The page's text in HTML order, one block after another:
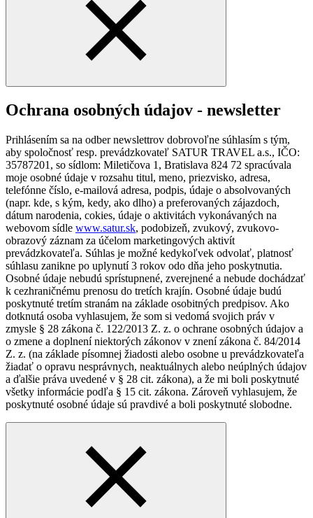
Ochrana osobných údajov - newsletter
Prihlásením sa na odber newslettrov dobrovoľne súhlasím s tým,
aby spoločnosť resp. prevádzkovateľ SATUR TRAVEL a.s., IČO:
35787201, so sídlom: Miletičova 1, Bratislava 824 72 spracúvala
moje osobné údaje v rozsahu titul, meno, priezvisko, adresa,
telefónne číslo, e-mailová adresa, podpis, údaje o absolvovaných
(napr. kde, s kým, kedy, ako dlho) a preferovaných zájazdoch,
dátum narodenia, cokies, údaje o aktivitách vykonávaných na
webovom sídle www.satur.sk, podobizeň, zvukový, zvukovo-
obrazový záznam za účelom marketingových aktivít
prevádzkovateľa. Súhlas je možné kedykoľvek odvolať, platnosť
súhlasu zanikne po uplynutí 3 rokov odo dňa jeho poskytnutia.
Osobné údaje nebudú sprístupnené, zverejnené a nebude dochádzať
k cezhraničnému prenosu do tretích krajín. Osobné údaje budú
poskytnuté tretím stranám na základe osobitných predpisov. Ako
dotknutá osoba vyhlasujem, že som si vedomá svojich práv v
zmysle § 28 zákona č. 122/2013 Z. z. o ochrane osobných údajov a
o zmene a doplnení niektorých zákonov v znení zákona č. 84/2014
Z. z. (na základe písomnej žiadosti alebo osobne u prevádzkovateľa
žiadať o opravu nesprávnych, neaktuálnych alebo neúplných údajov
a ďalšie práva uvedené v § 28 cit. zákona), a že mi boli poskytnuté
všetky informácie podľa § 15 cit. zákona. Zároveň vyhlasujem, že
poskytnuté osobné údaje sú pravdivé a boli poskytnuté slobodne.